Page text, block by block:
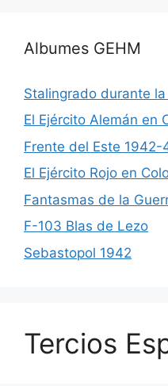
Albumes GEHM
Stalingrado durante
El Ejército Alemán en
Frente del Este 1942-
El Ejército Rojo en
Fantasmas de la
F-103 Blas de Lezo
Sebastopol 1942
Tercios